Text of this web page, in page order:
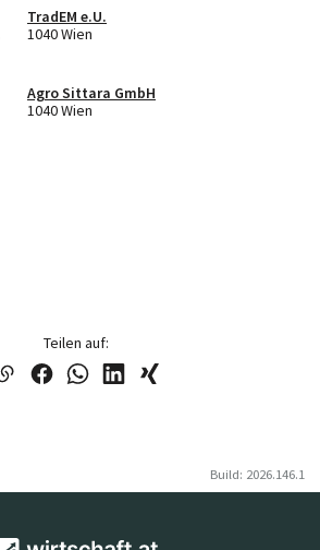
TradEM e.U.
1040 Wien
Agro Sittara GmbH
1040 Wien
Teilen auf:
Build: 2026.146.1